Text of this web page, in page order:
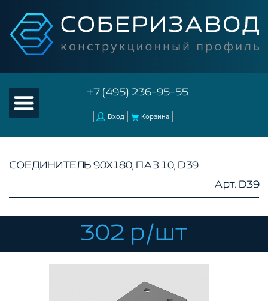
+7 (495) 236-95-55
Вход Корзина
КОМПЛЕКТУЮЩИЕ К ЧПУ
АКСЕССУАРЫ ДЛЯ V-ПАЗА
СОЕДИНИТЕЛЬ 90Х180, ПАЗ 10, D39
Арт. D39
302 р/шт